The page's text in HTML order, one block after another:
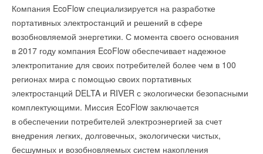
Компания EcoFlow специализируется на разработке
портативных электростанций и решений в сфере
возобновляемой энергетики. С момента своего основания
в 2017 году компания EcoFlow обеспечивает надежное
электропитание для своих потребителей более чем в 100
регионах мира с помощью своих портативных
электростанций DELTA и RIVER с экологически безопасными
комплектующими. Миссия EcoFlow заключается
в обеспечении потребителей электроэнергией за счет
внедрения легких, долговечных, экологически чистых,
бесшумных и возобновляемых систем накопления
образовательного центра мирового уровня.
ИСТОЧНИК: ТАСС
Читайте по теме:
→
Учёные ЮУрГУ создали каскадную установку,
НОВОСТИ СОК 6 АВГУСТА 2026
→
Для Арктики создали технологию защиты
Челябинскспецгражданстрой, Теплоконтроль, Экон,
Энерготехномаш, национальные экспозиции Китая
и Ирана и многие другие.
Насыщенная деловая программа выставки — это 3
дня мероприятий и 10 отраслевых конференций,
среди них:
Пленарное заседание Импортозамещение, инновации
и локализация производства в энергетике как метод
стабилизации экономики»;
Цифровизация проектирования и эксплуатации
ПРОМЫШЛЕННОСТЬ»